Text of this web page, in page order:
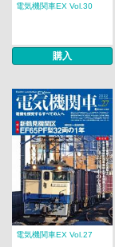
電気機関車EX Vol.30
購入
電気機関車EX Vol.27